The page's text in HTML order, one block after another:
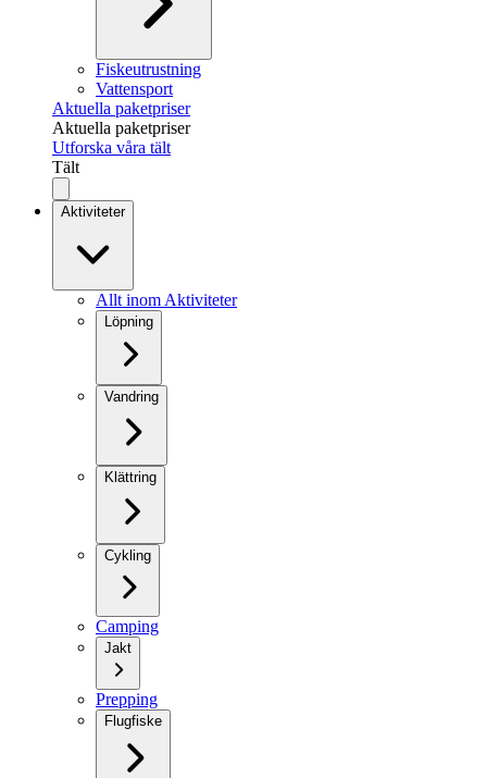
Fiskeutrustning
Vattensport
Aktuella paketpriser
Aktuella paketpriser
Utforska våra tält
Tält
Aktiviteter
Allt inom Aktiviteter
Löpning
Vandring
Klättring
Cykling
Camping
Jakt
Prepping
Flugfiske